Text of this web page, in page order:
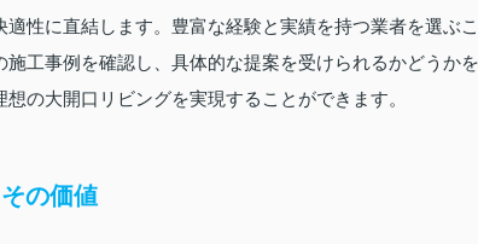
性に直結します。豊富な経験と実績を持つ業者を選ぶこ
工事例を確認し、具体的な提案を受けられるかどうかを
の大開口リビングを実現することができます。
の価値